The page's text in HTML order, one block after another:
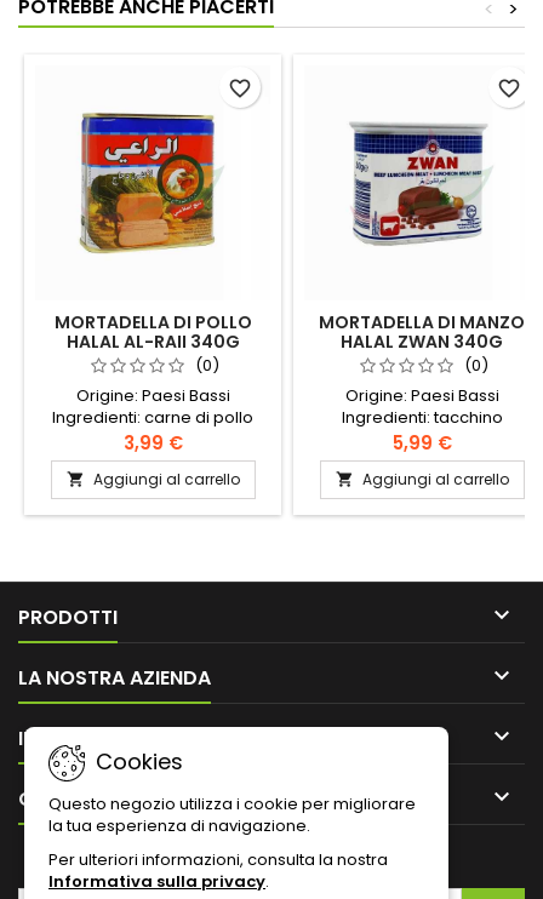
Non possiamo quindi
consegna, specialmente con
le alte temperature
dell'estate.
POTREBBE ANCHE PIACERTI >
<
MORTADELLA DI POLLO
HALAL AL-RAII 340G
(0)
Origine: Paesi Bassi
Ingredienti: carne di pollo
separata meccanicamente
(79%), acqua, farina di grano,
erbe, sciroppo di glucosio
disidratato, fecola di patate,
3,99 €
 Aggiungi al carrello
favorite_border
MORTADELLA DI MANZO
HALAL ZWAN 340G
(0)
Origine: Paesi Bassi
Ingredienti: tacchino
separato meccanicamente
disossato 25%, pollo
separato meccanicamente
disossato 23%, polmone di
E451, spezie, antiossidante:
5,99 €
 Aggiungi al carrello
favorite_border
PRODOTTI 
LA NOSTRA AZIENDA 
IL TUO ACCOUNT 
CONTATTO 
Cookies
Questo negozio utilizza i cookie per migliorare
la tua esperienza di navigazione.
Per ulteriori informazioni, consulta la nostra
Informativa sulla privacy.
NEWSLETTER